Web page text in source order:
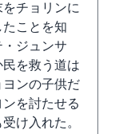
チョリンに
ことを知
ジュンサ
を救う道は
ンの子供だ
を討たせる
け入れた。